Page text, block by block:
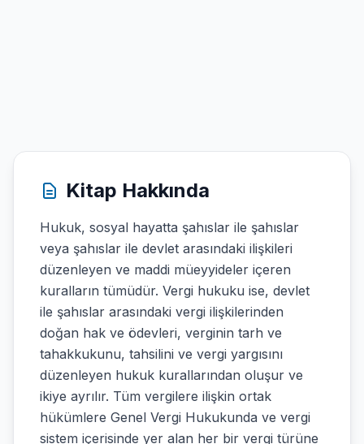
Kitap Hakkında
Hukuk, sosyal hayatta şahıslar ile şahıslar
veya şahıslar ile devlet arasındaki ilişkileri
düzenleyen ve maddi müeyyideler içeren
kuralların tümüdür. Vergi hukuku ise, devlet
ile şahıslar arasındaki vergi ilişkilerinden
doğan hak ve ödevleri, verginin tarh ve
tahakkukunu, tahsilini ve vergi yargısını
düzenleyen hukuk kurallarından oluşur ve
ikiye ayrılır. Tüm vergilere ilişkin ortak
hükümlere Genel Vergi Hukukunda ve vergi
sistem içerisinde yer alan her bir vergi türüne